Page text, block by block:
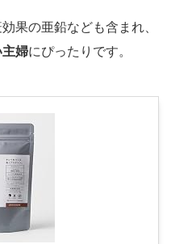
果の亜鉛なども含まれ、
婦にぴったりです。